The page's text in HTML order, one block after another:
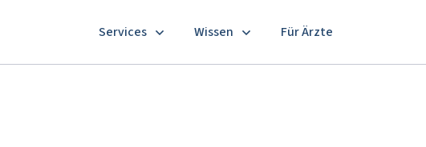
Services Wissen Für Ärzte